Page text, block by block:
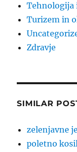
Tehnologija
Turizem in
Zdravje
SIMILAR
zelenjavne
poletno